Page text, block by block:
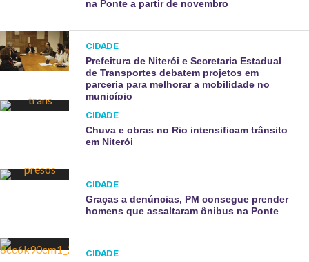
na Ponte a partir de novembro
CIDADE
Prefeitura de Niterói e Secretaria Estadual
de Transportes debatem projetos em
parceria para melhorar a mobilidade no
município
CIDADE
Chuva e obras no Rio intensificam trânsito
em Niterói
CIDADE
Graças a denúncias, PM consegue prender
homens que assaltaram ônibus na Ponte
CIDADE